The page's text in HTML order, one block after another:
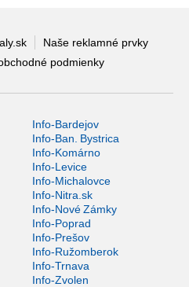
Naše reklamné prvky
podmienky
Info-Bardejov
Info-Ban. Bystrica
Info-Komárno
Info-Levice
Info-Michalovce
Info-Nitra.sk
Info-Nové Zámky
Info-Poprad
Info-Prešov
Info-Ružomberok
Info-Trnava
Info-Zvolen